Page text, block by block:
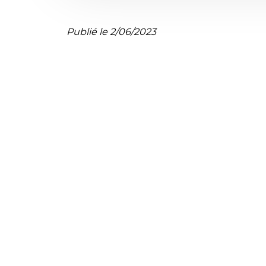
Publié le 2/06/2023